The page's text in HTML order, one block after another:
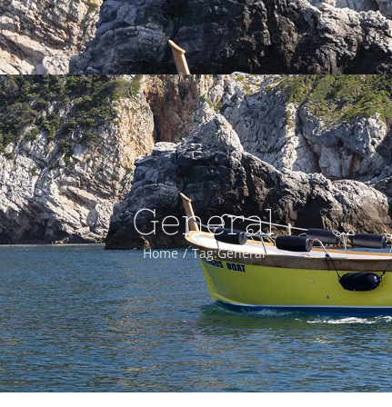
HOME TOUR
General
Home / Tag:General